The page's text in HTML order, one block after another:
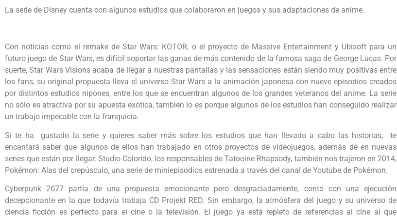
La serie de Disney cuenta con algunos estudios que colaboraron en juegos y sus adaptaciones de anime.
Con noticias como el remake de Star Wars: KOTOR, o el proyecto de Massive Entertainment y Ubisoft para un
futuro juego de Star Wars, es difícil soportar las ganas de más contenido de la famosa saga de George Lucas. Por
suerte, Star Wars Visions acaba de llegar a nuestras pantallas y las sensaciones están siendo muy positivas entre
los fans, su original propuesta lleva el universo Star Wars a la animación japonesa con nueve episodios creados
por distintos estudios nipones, entre los que se encuentran algunos de los grandes veteranos del anime. La serie
no sólo es atractiva por su apuesta exótica, también lo es porque algunos de los estudios han conseguido realizar
un trabajo impecable con la franquicia.
Si te ha gustado la serie y quieres saber más sobre los estudios que han llevado a cabo las historias, te
encantará saber que algunos de ellos han trabajado en otros proyectos de videojuegos, además de en nuevas
series que están por llegar. Studio Colorido, los responsables de Tatooine Rhapsody, también nos trajeron en 2014,
Pokémon: Alas del crepúsculo, una serie de miniepisodios estrenada a través del canal de Youtube de Pokémon.
Cyberpunk 2077 partía de una propuesta emocionante pero desgraciadamente, contó con una ejecución
decepcionante en la que todavía trabaja CD Projekt RED. Sin embargo, la atmósfera del juego y su universo de
ciencia ficción es perfecto para el cine o la televisión. El juego ya está repleto de referencias al cine al que